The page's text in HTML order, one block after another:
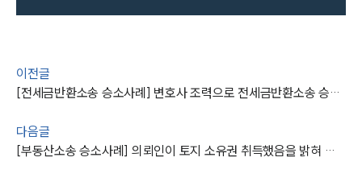
이전글
[전세금반환소송 승소사례] 변호사 조력으로 전세금반환소송 승소하고 보증금 돌려 받음
다음글
[부동산소송 승소사례] 의뢰인이 토지 소유권 취득했음을 밝혀 소유권이전에 성공하다